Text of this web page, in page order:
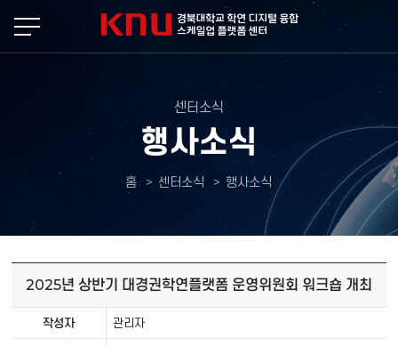
센터소식
행사소식
홈 센터소식 행사소식
2025년 상반기 대경권학연플랫폼 운영위원회 워크숍 개최
작성자 관리자